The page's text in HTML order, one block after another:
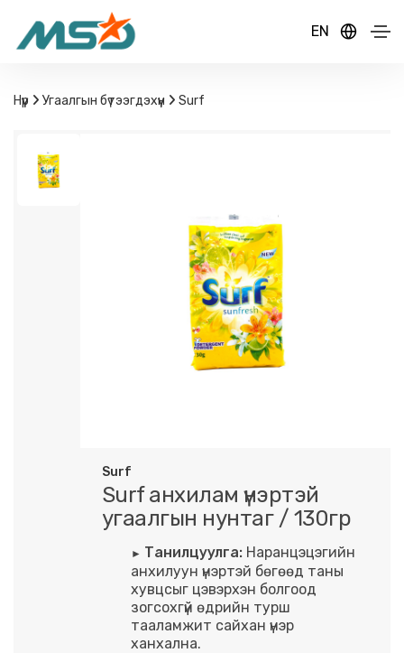
EN
Нүүр Угаалгын бүтээгдэхүүн Surf
Surf
Surf анхилам үнэртэй
угаалгын нунтаг / 130гр
Танилцуулга:Наранцэцэгийн
анхилуун үнэртэй бөгөөд таны
хувцсыг цэвэрхэн болгоод
зогсохгүй өдрийн турш
тааламжит сайхан үнэр
ханхална.